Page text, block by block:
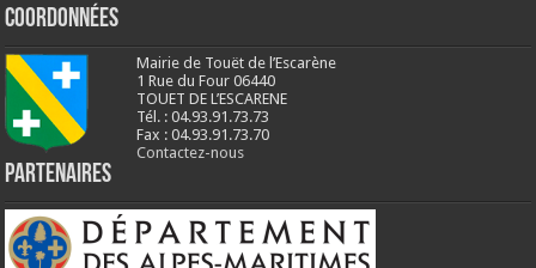
Coordonnées
Mairie de Touët de l’Escarène
1 Rue du Four 06440
TOUET DE L’ESCARENE
Tél. : 04.93.91.73.73
Fax : 04.93.91.73.70
Contactez-nous
Partenaires